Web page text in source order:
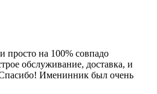
просто на 100% совпадо
обслуживание, доставка, и
Именинник был очень